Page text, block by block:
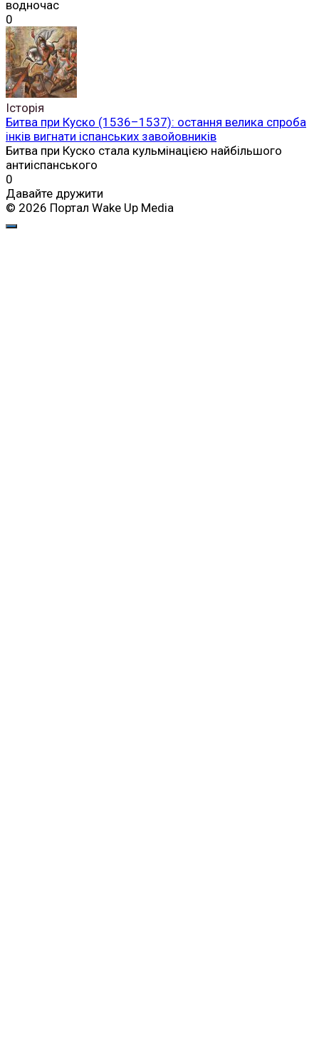
водночас
0
Історія
Битва при Куско (1536–1537): остання велика спроба
інків вигнати іспанських завойовників
Битва при Куско стала кульмінацією найбільшого
антиіспанського
0
Давайте дружити
© 2026 Портал Wake Up Media